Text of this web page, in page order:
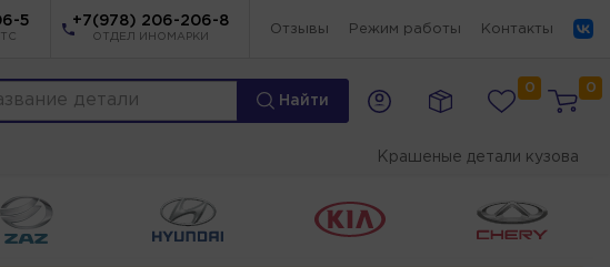
5 +7(978) 206-206-8
ОТДЕЛ ИНОМАРКИ
Отзывы Режим работы Контакты
Найти
0 0
Крашеные детали кузова